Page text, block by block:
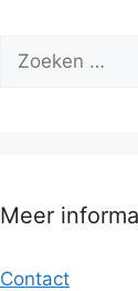
Zoek
Meer
Contact